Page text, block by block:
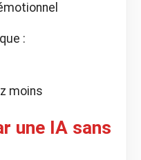
:
moins
une IA sans